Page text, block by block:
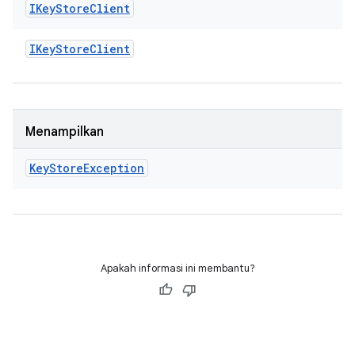
IKeyStoreClient
IKeyStoreClient
Menampilkan
KeyStoreException
Apakah informasi ini membantu?